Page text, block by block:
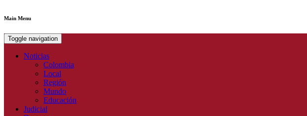
Main Menu
Toggle navigation
Noticias
Colombia
Local
Región
Mundo
Educación
Judicial